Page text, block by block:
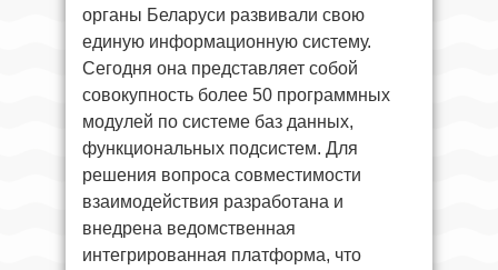
органы Беларуси развивали свою
единую информационную систему.
Сегодня она представляет собой
совокупность более 50 программных
модулей по системе баз данных,
функциональных подсистем. Для
решения вопроса совместимости
взаимодействия разработана и
внедрена ведомственная
интегрированная платформа, что